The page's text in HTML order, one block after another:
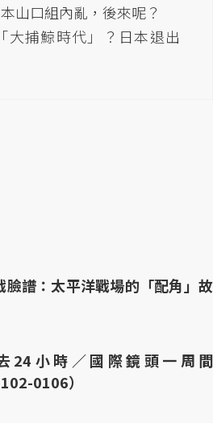
山口組內亂，後來呢？
大捕鯨時代」？日本退出
臉譜：太平洋戰場的「配角」故
24小時／國際鏡頭一周間
0106）